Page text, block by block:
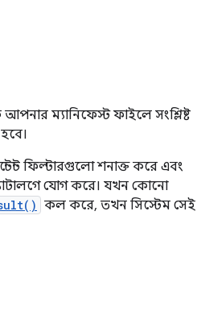
ম্যানিফেস্ট ফাইলে সংশ্লিষ্ট
ফিল্টারগুলো শনাক্ত করে এবং
যোগ করে। যখন কোনো
কল করে, তখন সিস্টেম সেই